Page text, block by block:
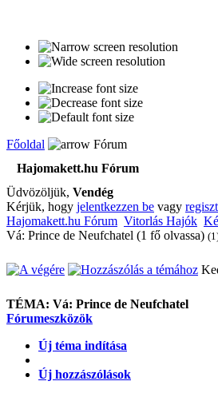
Főoldal
Fórum
Hajomakett.hu Fórum
Üdvözöljük, Vendég
Kérjük, hogy jelentkezzen be vagy
Hajomakett.hu Fórum Vitorlás Hajók
Vá: Prince de Neufchatel (1 fő olvassa)
TÉMA: Vá: Prince de Neufchatel
Fórumeszközök
Új téma indítása
Új hozzászólások